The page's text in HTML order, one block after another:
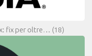
fix per oltre… (18)